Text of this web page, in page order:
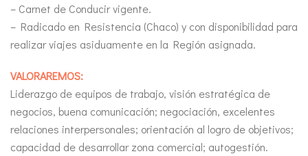
– Carnet de Conducir vigente.
– Radicado en Resistencia (Chaco) y con disponibilidad para
realizar viajes asiduamente en la Región asignada.
VALORAREMOS:
Liderazgo de equipos de trabajo, visión estratégica de
negocios, buena comunicación; negociación, excelentes
relaciones interpersonales; orientación al logro de objetivos;
capacidad de desarrollar zona comercial; autogestión.